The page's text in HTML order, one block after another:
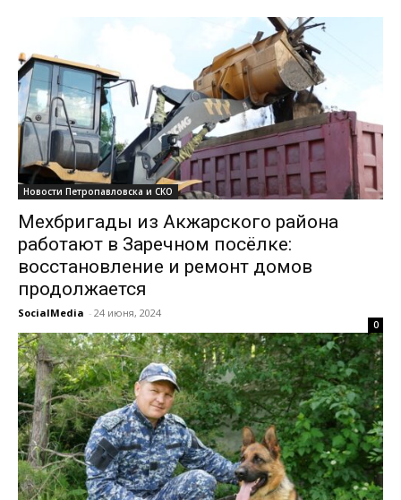
Новости Петропавловска и СКО
Мехбригады из Акжарского района
работают в Заречном посёлке:
восстановление и ремонт домов
продолжается
SocialMedia - 24 июня, 2024
0